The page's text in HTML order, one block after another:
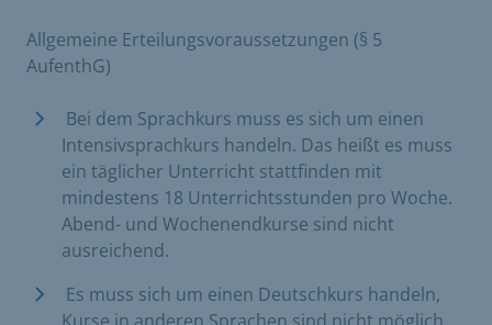
Allgemeine Erteilungsvoraussetzungen (§ 5
AufenthG)
Bei dem Sprachkurs muss es sich um einen
Intensivsprachkurs handeln. Das heißt es muss
ein täglicher Unterricht stattfinden mit
mindestens 18 Unterrichtsstunden pro Woche.
Abend- und Wochenendkurse sind nicht
ausreichend.
Es muss sich um einen Deutschkurs handeln,